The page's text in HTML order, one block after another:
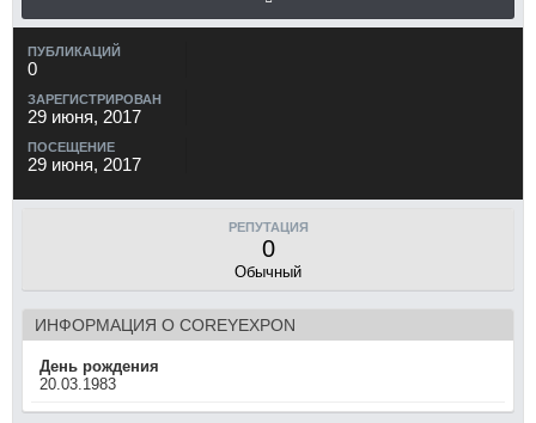
ПУБЛИКАЦИЙ
0
ЗАРЕГИСТРИРОВАН
29 июня, 2017
ПОСЕЩЕНИЕ
29 июня, 2017
РЕПУТАЦИЯ
0
Обычный
ИНФОРМАЦИЯ О COREYEXPON
День рождения
20.03.1983